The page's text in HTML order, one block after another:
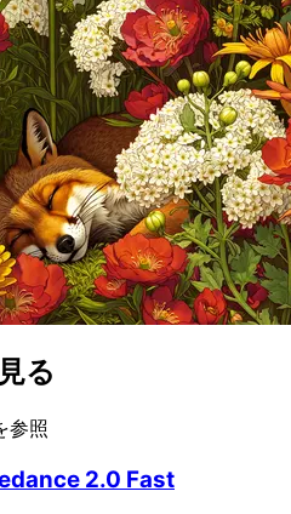
る
参照
2.0 Fast